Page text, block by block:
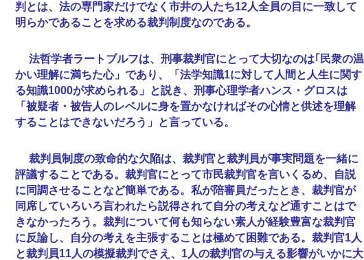
判とは、法の専門家だけでなく市井の人たち12人全員の目に一致して
明らかであることを求める裁判制度なのである。
法哲学者ラートブルフは、刑事裁判官にとって大切なのは｢民衆の温
かい理解に満ちた心」であり、「法学知識1に対して人間と人生に関す
る知識1000が求められる」と説き、刑事心理学者ハンス・グロスは
「被疑者・被告人のレベルに身を置かなければその心情と供述を理解
することはできないだろう」と言っている。
裁判員制度の致命的な欠陥は、裁判官と裁判員が事実問題を一緒に
評議することである。裁判官にとって市民裁判官を言いくるめ、自説
に同調させることなど簡単である。私が陪審員だったとき、裁判官が
同席していろいろ言われたら説得されて自分の考えなど通すことはで
きなかったろう。裁判について何も知らない素人が経験豊富な裁判官
に反論し、自分の考えを主張することは極めて困難である。裁判官1人
と裁判員11人の模擬裁判でさえ、1人の裁判官の与える影響がいかに大